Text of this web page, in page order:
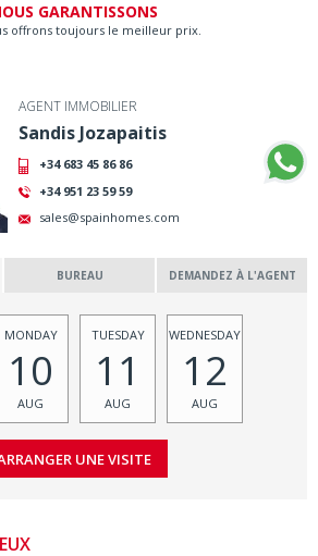
GARANTISSONS
offrons toujours le meilleur prix.
AGENT IMMOBILIER
Sandis Jozapaitis
+34 683 45 86 86
+34 951 23 59 59
sales@spainhomes.com
BUREAU DEMANDEZ À L'AGENT
MONDAY
10
AUG
TUESDAY
11
AUG
WEDNESDAY
12
AUG